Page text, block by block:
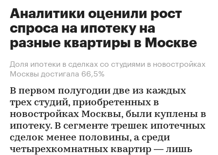
Аналитики оценили рост
спроса на ипотеку на
разные квартиры в Москве
Доля ипотеки в сделках со студиями в новостройках
Москвы достигала 66,5%
В первом полугодии две из каждых
трех студий, приобретенных в
новостройках Москвы, были куплены в
ипотеку. В сегменте трешек ипотечных
сделок менее половины, а среди
четырехкомнатных квартир — лишь